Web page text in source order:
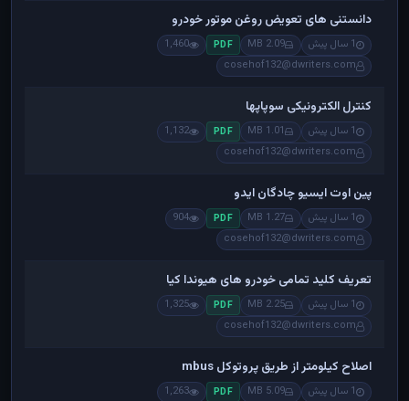
دانستنی های تعویض روغن موتور خودرو
1 سال پیش 2.09 MB
PDF
1,460
cosehof132@dwriters.com
کنترل الکترونیکی سوپاپها
1 سال پیش 1.01 MB
PDF
1,132
cosehof132@dwriters.com
پین اوت ایسیو چادگان ایدو
1 سال پیش 1.27 MB
PDF
904
cosehof132@dwriters.com
تعریف کلید تمامی خودرو های هیوندا کیا
1 سال پیش 2.25 MB
PDF
1,325
cosehof132@dwriters.com
اصلاح کیلومتر از طریق پروتوکل mbus
1 سال پیش 5.09 MB
PDF
1,263